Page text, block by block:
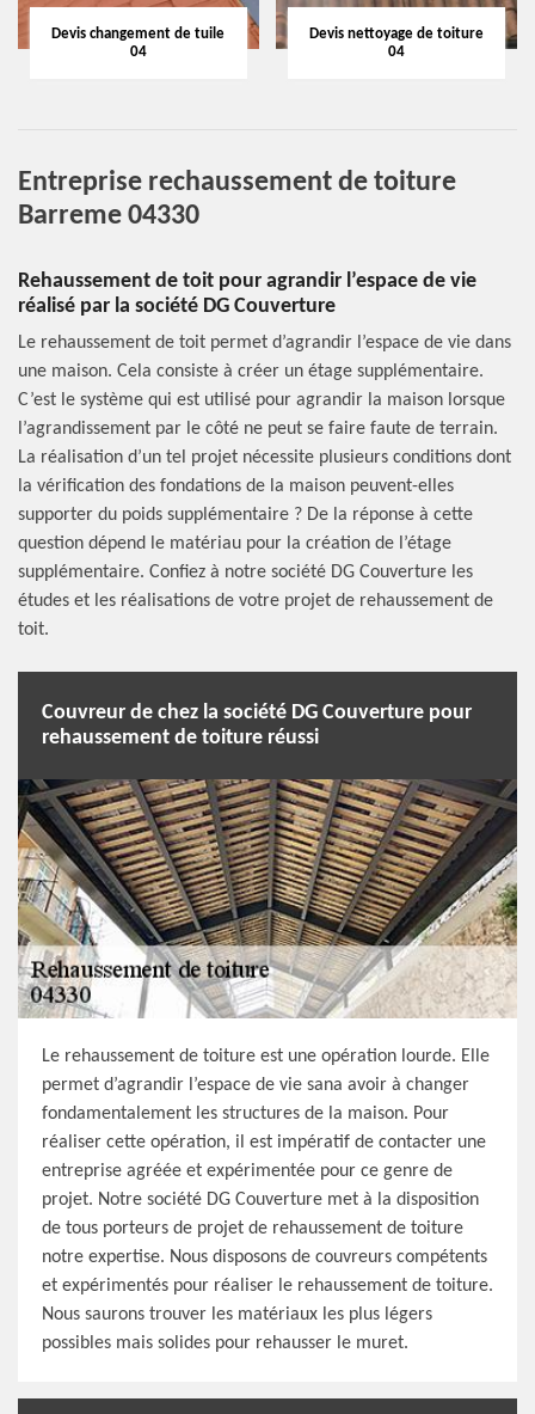
Devis changement de tuile
04
Devis nettoyage de toiture
04
Entreprise rechaussement de toiture
Barreme 04330
Rehaussement de toit pour agrandir l’espace de vie
réalisé par la société DG Couverture
Le rehaussement de toit permet d’agrandir l’espace de vie dans
une maison. Cela consiste à créer un étage supplémentaire.
C’est le système qui est utilisé pour agrandir la maison lorsque
l’agrandissement par le côté ne peut se faire faute de terrain.
La réalisation d’un tel projet nécessite plusieurs conditions dont
la vérification des fondations de la maison peuvent-elles
supporter du poids supplémentaire ? De la réponse à cette
question dépend le matériau pour la création de l’étage
supplémentaire. Confiez à notre société DG Couverture les
études et les réalisations de votre projet de rehaussement de
toit.
Couvreur de chez la société DG Couverture pour
rehaussement de toiture réussi
Le rehaussement de toiture est une opération lourde. Elle
permet d’agrandir l’espace de vie sana avoir à changer
fondamentalement les structures de la maison. Pour
réaliser cette opération, il est impératif de contacter une
entreprise agréée et expérimentée pour ce genre de
projet. Notre société DG Couverture met à la disposition
de tous porteurs de projet de rehaussement de toiture
notre expertise. Nous disposons de couvreurs compétents
et expérimentés pour réaliser le rehaussement de toiture.
Nous saurons trouver les matériaux les plus légers
possibles mais solides pour rehausser le muret.